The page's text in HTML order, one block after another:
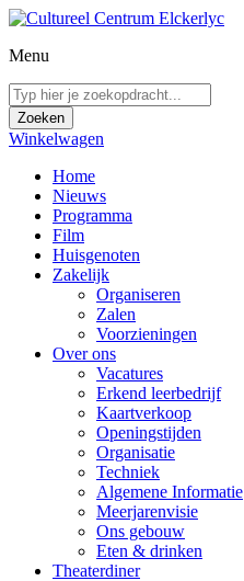
Menu
Winkelwagen
Home
Nieuws
Programma
Film
Huisgenoten
Zakelijk
Organiseren
Zalen
Voorzieningen
Over ons
Vacatures
Erkend leerbedrijf
Kaartverkoop
Openingstijden
Organisatie
Techniek
Algemene Informatie
Meerjarenvisie
Ons gebouw
Eten & drinken
Theaterdiner